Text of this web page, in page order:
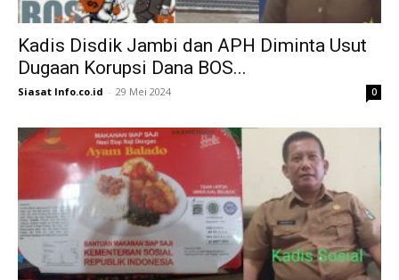
Kadis Disdik Jambi dan APH Diminta Usut
Dugaan Korupsi Dana BOS...
Siasat Info.co.id - 29 Mei 2024 0